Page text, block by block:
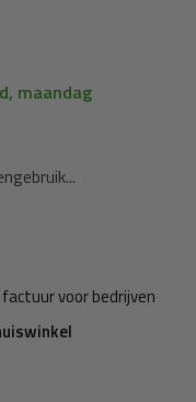
maandag
factuur voor bedrijven